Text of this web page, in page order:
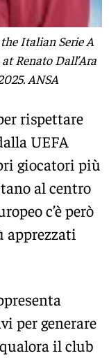
Italian Serie A
Renato Dall’Ara
ANSA
rispettare
UEFA
giocatori più
al centro
c’è però
apprezzati
per generare
il club